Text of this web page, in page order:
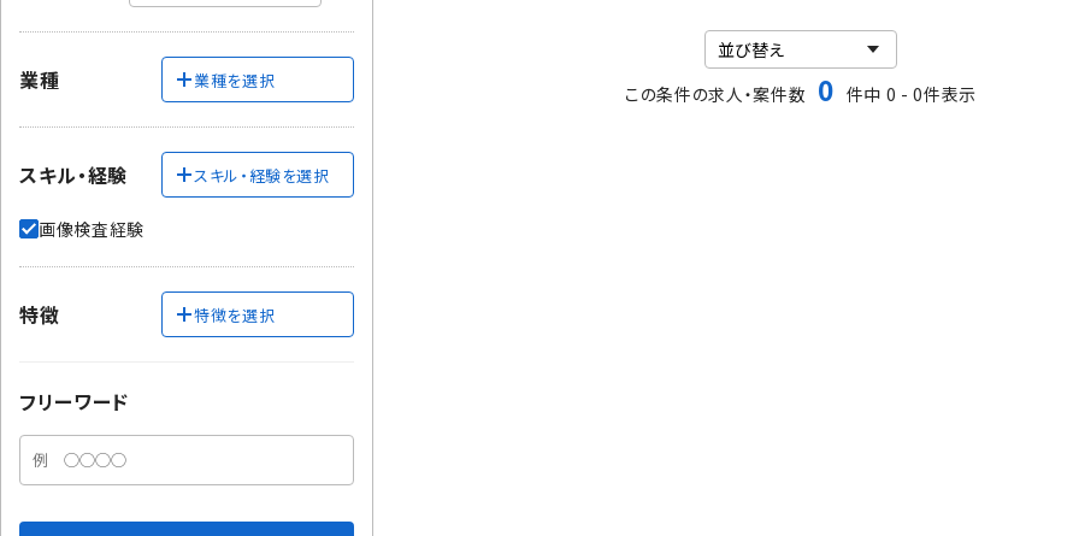
この条件の求人・案件数 0 件中 0 - 0件表示
業種 業種を選択
スキル・経験 スキル・経験を選択
画像検査経験
特徴 特徴を選択
フリーワード